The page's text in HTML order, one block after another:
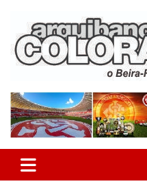
content
Arquibancada